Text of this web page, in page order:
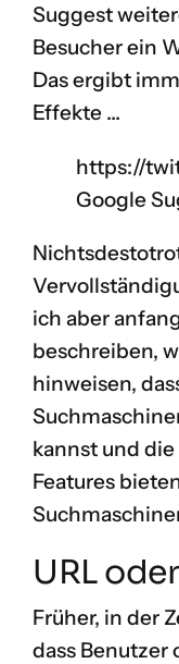
Suggest
Besucher ein
Das ergibt
Effekte …
https://
Google
ich aber
beschreiben,
hinweisen,
kannst und
Features
URL
Früher, in der
dass Benutzer